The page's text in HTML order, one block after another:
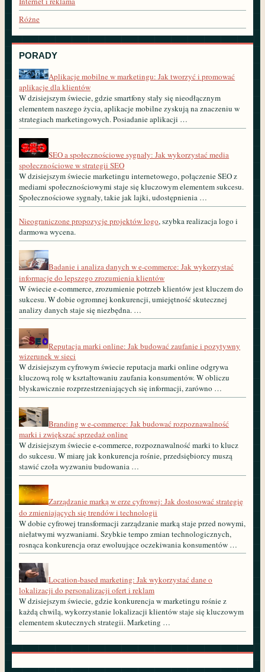
Różne
PORADY
Aplikacje mobilne w marketingu: Jak tworzyć i promować
aplikacje dla klientów
W dzisiejszym świecie, gdzie smartfony stały się nieodłącznym
elementem naszego życia, aplikacje mobilne zyskują na znaczeniu w
strategiach marketingowych. Posiadanie aplikacji …
SEO a społecznościowe sygnały: Jak wykorzystać media
społecznościowe w strategii SEO
W dzisiejszym świecie marketingu internetowego, połączenie SEO z
mediami społecznościowymi staje się kluczowym elementem sukcesu.
Społecznościowe sygnały, takie jak lajki, udostępnienia …
Nieograniczone propozycje projektów logo, szybka realizacja logo i
darmowa wycena.
Badanie i analiza danych w e-commerce: Jak wykorzystać
informacje do lepszego zrozumienia klientów
W świecie e-commerce, zrozumienie potrzeb klientów jest kluczem do
sukcesu. W dobie ogromnej konkurencji, umiejętność skutecznej
analizy danych staje się niezbędna. …
Reputacja marki online: Jak budować zaufanie i pozytywny
wizerunek w sieci
W dzisiejszym cyfrowym świecie reputacja marki online odgrywa
kluczową rolę w kształtowaniu zaufania konsumentów. W obliczu
błyskawicznie rozprzestrzeniających się informacji, zarówno …
Branding w e-commerce: Jak budować rozpoznawalność
marki i zwiększać sprzedaż online
W dzisiejszym świecie e-commerce, rozpoznawalność marki to klucz
do sukcesu. W miarę jak konkurencja rośnie, przedsiębiorcy muszą
stawić czoła wyzwaniu budowania …
Zarządzanie marką w erze cyfrowej: Jak dostosować strategię
do zmieniających się trendów i technologii
W dobie cyfrowej transformacji zarządzanie marką staje przed nowymi,
niełatwymi wyzwaniami. Szybkie tempo zmian technologicznych,
rosnąca konkurencja oraz ewoluujące oczekiwania konsumentów …
Location-based marketing: Jak wykorzystać dane o
lokalizacji do personalizacji ofert i reklam
W dzisiejszym świecie, gdzie konkurencja w marketingu rośnie z
każdą chwilą, wykorzystanie lokalizacji klientów staje się kluczowym
elementem skutecznych strategii. Marketing …